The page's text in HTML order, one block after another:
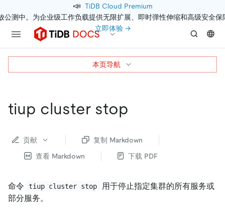
📣 TiDB Cloud Premium
公测中。为企业级工作负载提供无限扩展、即时弹性伸缩和高级安全保
立即体验 →
tiup cluster stop
贡献
复制 Markdown
查看 Markdown
下载 PDF
命令 tiup cluster stop
用于停止指定集群的所有服务或
部分服务。
本页导航